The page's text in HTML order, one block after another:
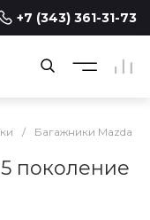
+7 (343) 361-31-73
/ Багажники Mazda
поколение